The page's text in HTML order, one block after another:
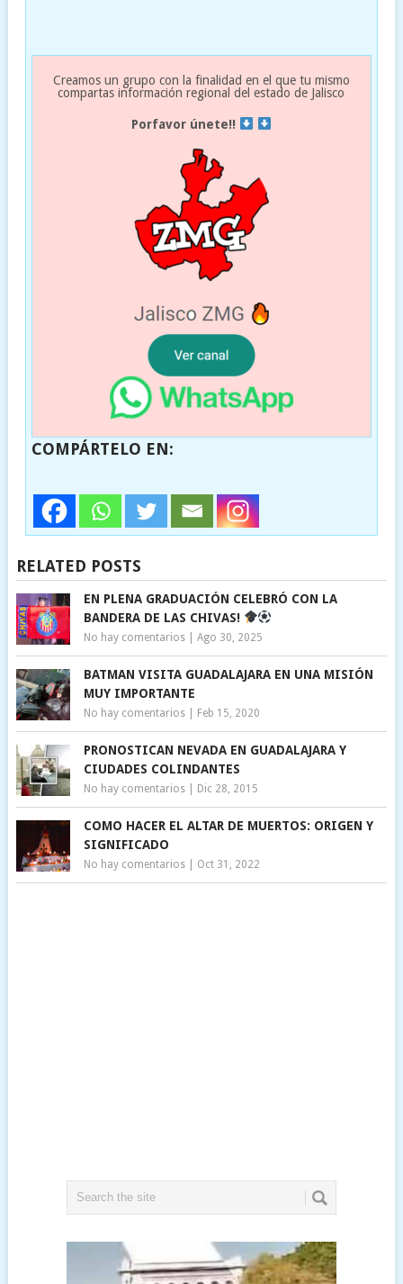
Creamos un grupo con la finalidad en el que tu mismo
compartas información regional del estado de Jalisco
Porfavor únete!!
COMPÁRTELO EN:
RELATED POSTS
EN PLENA GRADUACIÓN CELEBRÓ CON LA
BANDERA DE LAS CHIVAS!
No hay comentarios| Ago 30, 2025
BATMAN VISITA GUADALAJARA EN UNA MISIÓN
MUY IMPORTANTE
No hay comentarios| Feb 15, 2020
PRONOSTICAN NEVADA EN GUADALAJARA Y
CIUDADES COLINDANTES
No hay comentarios| Dic 28, 2015
COMO HACER EL ALTAR DE MUERTOS: ORIGEN Y
SIGNIFICADO
No hay comentarios| Oct 31, 2022